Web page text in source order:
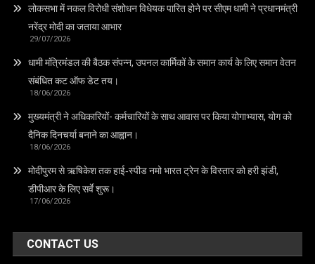
लोकसभा में नकल विरोधी संशोधन विधेयक पारित होने पर सीएम धामी ने प्रधानमंत्री
नरेंद्र मोदी का जताया आभार
29/07/2026
धामी मंत्रिमंडल की बैठक संपन्न, उपनल कार्मिकों के समान कार्य के लिए समान वेतन
संबंधित कट ऑफ डेट तय।
18/06/2026
मुख्यमंत्री ने अधिकारियों- कर्मचारियों के साथ आवास पर किया योगाभ्यास, योग को
दैनिक दिनचर्या बनाने का आह्वान।
18/06/2026
मोदीपुरम से ऋषिकेश तक हाई‑स्पीड नमो भारत ट्रेन के विस्तार को हरी झंडी,
डीपीआर के लिए सर्वे शुरू।
17/06/2026
CONTACT US